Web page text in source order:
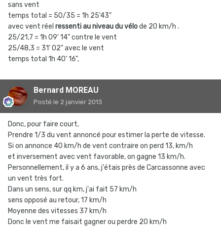
sans vent
temps total = 50/35 = 1h 25'43"
avec vent réel ressenti au niveau du vélode 20 km/h .
25/21,7 = 1h 09' 14" contre le vent
25/48,3 = 31' 02" avec le vent
temps total 1h 40' 16",
Bernard MOREAU
Posté le 2 janvier 2013
Donc, pour faire court,
Prendre 1/3 du vent annoncé pour estimer la perte de vitesse.
Si on annonce 40 km/h de vent contraire on perd 13, km/h
et inversement avec vent favorable, on gagne 13 km/h.
Personnellement, il y a 6 ans, j'étais près de Carcassonne avec
un vent très fort.
Dans un sens, sur qq km, j'ai fait 57 km/h
sens opposé au retour, 17 km/h
Moyenne des vitesses 37 km/h
Donc le vent me faisait gagner ou perdre 20 km/h